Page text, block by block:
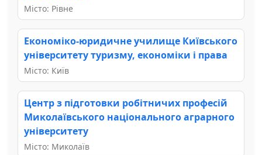
Місто: Рівне
Економіко-юридичне училище Київського
університету туризму, економіки і права
Місто: Київ
Центр з підготовки робітничих професій
Миколаївського національного аграрного
університету
Місто: Миколаїв